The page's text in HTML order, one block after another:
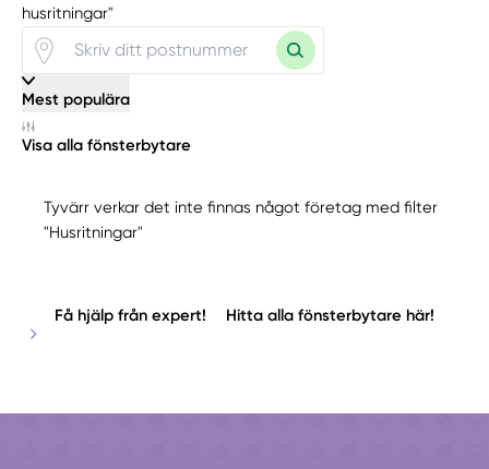
husritningar"
Mest populära
Visa alla fönsterbytare
Tyvärr verkar det inte finnas något företag med filter
"Husritningar"
Få hjälp från expert! Hitta alla fönsterbytare här!